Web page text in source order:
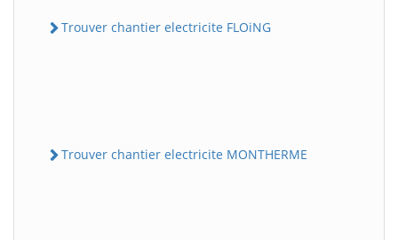
Trouver chantier electricite FLOiNG
Trouver chantier electricite MONTHERME